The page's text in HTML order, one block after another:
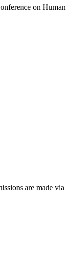
on Human
are made via